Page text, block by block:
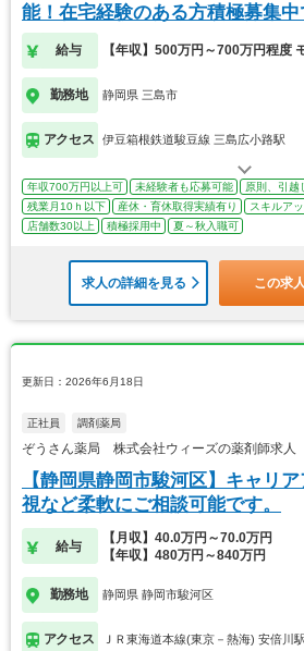
能！在宅経験のある方積極募集中
給与 【年収】500万円～700万円程度
勤務地 静岡県 三島市
アクセス 伊豆箱根鉄道駿豆線 三島広小路駅
年収700万円以上可 未経験者も応募可能
原則、引越
残業月10ｈ以下
産休・育休取得実績有り スキルア
店舗数30以上
積極採用中 夏～秋入職可
求人の詳細を見る この求
更新日：2026年6月18日
正社員 調剤薬局
ぞうさん薬局 株式会社ウィーズの薬剤師求人
【静岡県静岡市駿河区】キャリ
視など柔軟にご相談可能です。
給与
【月収】40.0万円～70.0万円
【年収】480万円～840万円
勤務地 静岡県 静岡市駿河区
アクセス ＪＲ東海道本線(東京－熱海) 安倍川駅